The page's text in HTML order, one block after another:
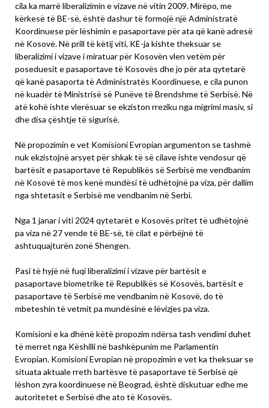
cila ka marrë liberalizimin e vizave në vitin 2009. Mirëpo, me
kërkesë të BE-së, është dashur të formojë një Administratë
Koordinuese për lëshimin e pasaportave për ata që kanë adresë
në Kosovë. Në prill të këtij viti, KE-ja kishte theksuar se
liberalizimi i vizave i miratuar për Kosovën vlen vetëm për
poseduesit e pasaportave të Kosovës dhe jo për ata qytetarë
që kanë pasaporta të Administratës Koordinuese, e cila punon
në kuadër të Ministrisë së Punëve të Brendshme të Serbisë. Në
atë kohë ishte vlerësuar se ekziston rreziku nga migrimi masiv, si
dhe disa çështje të sigurisë.
Në propozimin e vet Komisioni Evropian argumenton se tashmë
nuk ekzistojnë arsyet për shkak të së cilave ishte vendosur që
bartësit e pasaportave të Republikës së Serbisë me vendbanim
në Kosovë të mos kenë mundësi të udhëtojnë pa viza, për dallim
nga shtetasit e Serbisë me vendbanim në Serbi.
Nga 1 janar i viti 2024 qytetarët e Kosovës pritet të udhëtojnë
pa viza në 27 vende të BE-së, të cilat e përbëjnë të
ashtuquajturën zonë Shengen.
Pasi të hyjë në fuqi liberalizimi i vizave për bartësit e
pasaportave biometrike të Republikës së Kosovës, bartësit e
pasaportave të Serbisë me vendbanim në Kosovë, do të
mbeteshin të vetmit pa mundësinë e lëvizjes pa viza.
Komisioni e ka dhënë këtë propozim ndërsa tash vendimi duhet
të merret nga Këshilli në bashkëpunim me Parlamentin
Evropian. Komisioni Evropian në propozimin e vet ka theksuar se
situata aktuale rreth bartësve të pasaportave të Serbisë që
lëshon zyra koordinuese në Beograd, është diskutuar edhe me
autoritetet e Serbisë dhe ato të Kosovës.